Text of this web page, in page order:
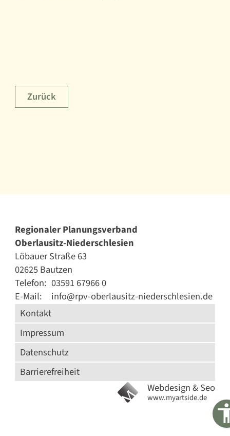
Zurück
Regionaler Planungsverband
Oberlausitz-Niederschlesien
Löbauer Straße 63
02625 Bautzen
Telefon: 03591 67966 0
E-Mail:
info@rpv-oberlausitz-niederschlesien.de
Kontakt
Impressum
Datenschutz
Barrierefreiheit
Webdesign & Seo
www.myartside.de